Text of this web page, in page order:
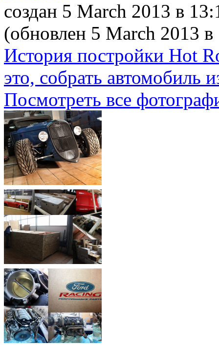
создан 5 March 2013 в
(обновлен 5 March 2013 в
История постройки Hot
это, собрать автомобиль
Посмотреть все